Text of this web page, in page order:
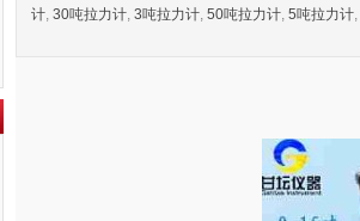
计, 30吨拉力计, 3吨拉力计, 50吨拉力计, 5吨拉力计,